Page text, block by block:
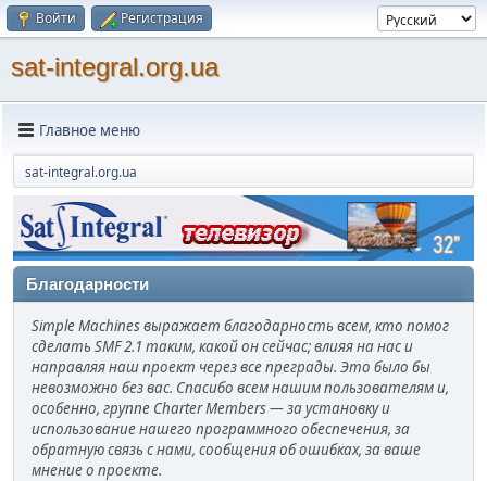
Войти Регистрация
sat-integral.org.ua
Главное меню
sat-integral.org.ua
Благодарности
Simple Machines выражает благодарность всем, кто помог
сделать SMF 2.1 таким, какой он сейчас; влияя на нас и
направляя наш проект через все преграды. Это было бы
невозможно без вас. Спасибо всем нашим пользователям и,
особенно, группе Charter Members — за установку и
использование нашего программного обеспечения, за
обратную связь с нами, сообщения об ошибках, за ваше
мнение о проекте.